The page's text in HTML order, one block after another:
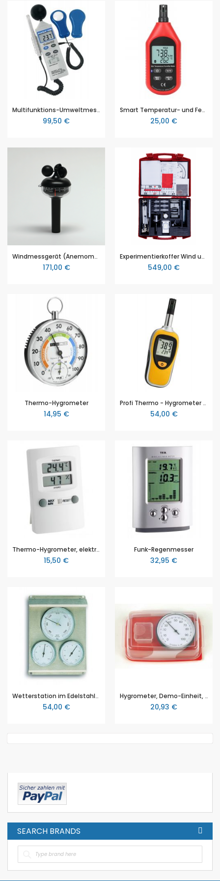
Multifunktions-Umweltmessgerät - mit Temperatur, Luftfeuchte, Lux, Schallpegel (P 5035)
99,50 €
Smart Temperatur- und Feuchtigkeitsmeter "mini", bluetooth, Luftfeuchtigkeit: 0 … 100 % (±5 %), Temperatur: -10 … +60 °C (±1 °C) / 14 … 140 °F (±2 °F), Android- und iOS Anbindung durch Bluetooth
25,00 €
Windmessgerät (Anemometer), mit Haube
171,00 €
Experimentierkoffer Wind und Wetter, mit Material für 33 Stationen und 6 Gruppen, von Cornelsen
549,00 €
Thermo-Hygrometer
14,95 €
Profi Thermo - Hygrometer mit digitaler Anzeige
54,00 €
Thermo-Hygrometer, elektronisch, Temp: -15 bis +50°C, 30-90% rel. Feuchte
15,50 €
Funk-Regenmesser
32,95 €
Wetterstation im Edelstahlgehäuse
54,00 €
Hygrometer, Demo-Einheit, NTL (DT803-1H)
20,93 €
SEARCH BRANDS